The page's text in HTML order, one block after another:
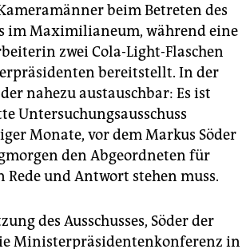
beim Betreten des
im Maximilianeum, während eine
zwei Cola-Light-Flaschen
bereitstellt. In der
nahezu austauschbar: Es ist
Untersuchungsausschuss
Monate, vor dem Markus Söder
den Abgeordneten für
Rede und Antwort stehen muss.
des Ausschusses, Söder der
Ministerpräsidentenkonferenz in